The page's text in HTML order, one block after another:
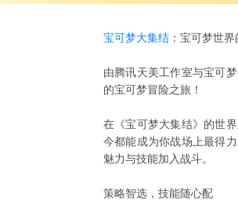
宝可梦大集结 ：宝可梦世
由腾讯天美工作室与宝可
的宝可梦冒险之旅！
在《宝可梦大集结》的世
今都能成为你战场上最得
魅力与技能加入战斗。
策略智选，技能随心配